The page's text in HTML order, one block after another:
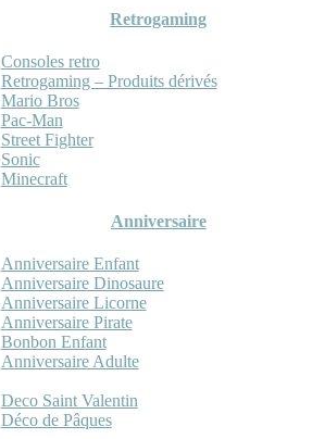
Retrogaming
Consoles retro
Retrogaming – Produits dérivés
Mario Bros
Pac-Man
Street Fighter
Sonic
Minecraft
Anniversaire
Anniversaire Enfant
Anniversaire Dinosaure
Anniversaire Licorne
Anniversaire Pirate
Bonbon Enfant
Anniversaire Adulte
Deco Saint Valentin
Déco de Pâques